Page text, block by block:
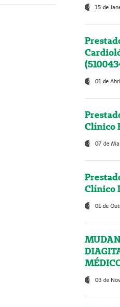
15 de
01 de
Clínico
07 de
Clínico
01 de
03 de